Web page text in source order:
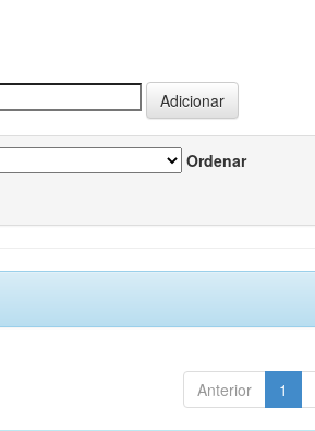
Ordenar
Anterior 1